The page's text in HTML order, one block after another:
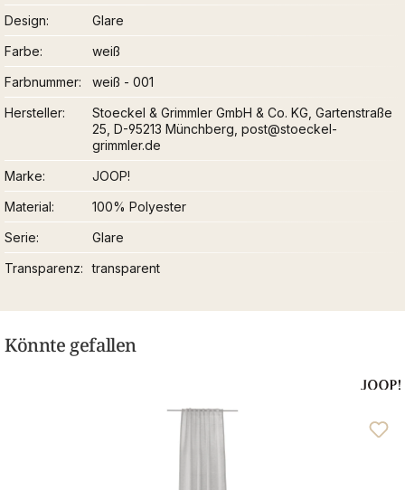
Design
Glare
Farbe
weiß
Farbnummer
weiß - 001
Hersteller
Stoeckel & Grimmler GmbH & Co. KG, Gartenstraße
25, D-95213 Münchberg, post@stoeckel-
grimmler.de
Marke
JOOP!
Material
100% Polyester
Serie
Glare
Transparenz
transparent
Könnte gefallen